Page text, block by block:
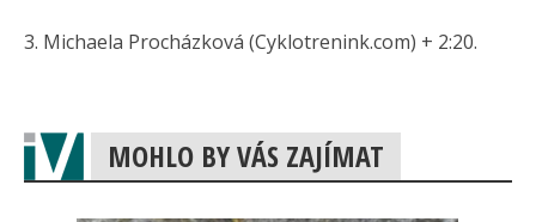
3. Michaela Procházková (Cyklotrenink.com) + 2:20.
MOHLO BY VÁS ZAJÍMAT